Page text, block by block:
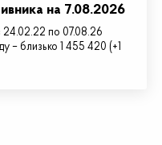
на 7.08.2026
24.02.22 по 07.08.26
– близько 1 455 420 (+1